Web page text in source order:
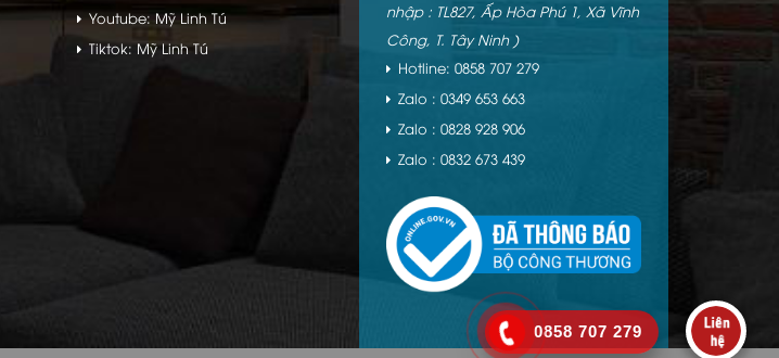
Youtube: Mỹ Linh Tú
Tiktok: Mỹ Linh Tú
nhập : TL827, Ấp Hòa Phú 1, Xã Vĩnh
Công, T. Tây Ninh )
Hotline: 0858 707 279
Zalo : 0349 653 663
Zalo : 0828 928 906
Zalo : 0832 673 439
0858 707 279